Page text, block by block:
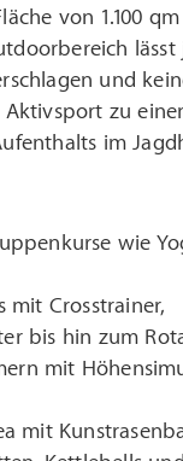
von 1.100
lässt
und
zu
im
wie
mit Crosstrainer,
bis hin zum
mit
mit